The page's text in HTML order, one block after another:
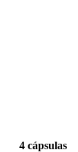
4 cápsulas